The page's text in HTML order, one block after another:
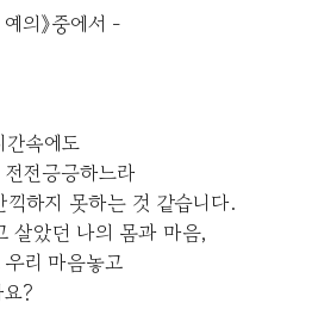
의》중에서 -
속에도
전긍긍하느라
하지 못하는 것 같습니다.
살았던 나의 몸과 마음,
리 마음놓고
?